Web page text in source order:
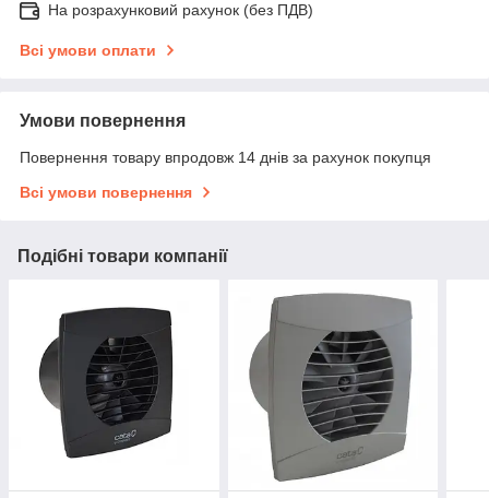
На розрахунковий рахунок (без ПДВ)
Всі умови оплати
Умови повернення
Повернення товару впродовж 14 днів за рахунок покупця
Всі умови повернення
Подібні товари компанії